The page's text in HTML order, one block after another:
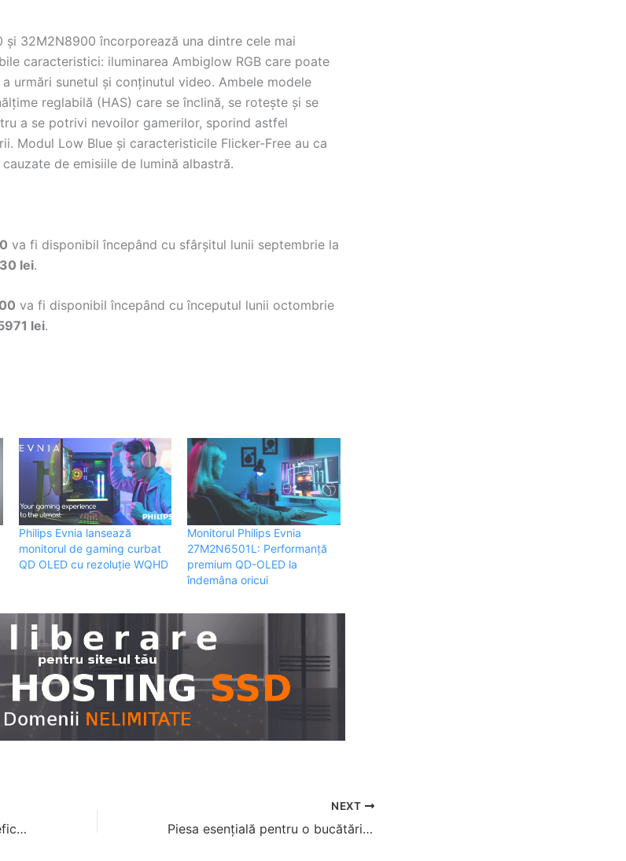
și 32M2N8900 încorporează una dintre cele mai
caracteristici: iluminarea Ambiglow RGB care poate
urmări sunetul și conținutul video. Ambele modele
reglabilă (HAS) care se înclină, se rotește și se
a se potrivi nevoilor gamerilor, sporind astfel
Modul Low Blue și caracteristicile Flicker-Free au ca
de emisiile de lumină albastră.
va fi disponibil începând cu sfârșitul lunii septembrie la
lei.
va fi disponibil începând cu începutul lunii octombrie
lei.
Philips Evnia lansează
monitorul de gaming curbat
QD OLED cu rezoluție WQHD
Monitorul Philips Evnia
27M2N6501L: Performanță
premium QD-OLED la
îndemâna oricui
Noii aliați ai productivității și eficienței: monitoarele Philips 34B2U6603CH și 34B2U5600C
NEXT
Piesa esențială pentru o bucătărie modernă: TCL lansează frigiderul cu design minimalist și capacitate mare